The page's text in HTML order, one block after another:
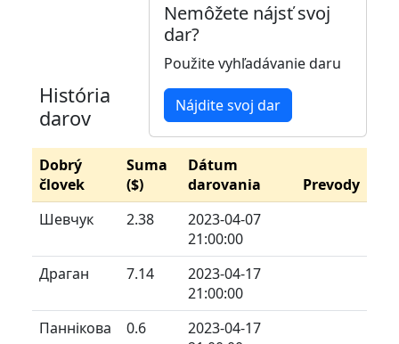
História
darov
Nemôžete nájsť svoj
dar?
Použite vyhľadávanie daru
Nájdite svoj dar
Dobrý
človek
Suma
($)
Dátum
darovania
Prevody
Шевчук
2.38
2023-04-07
21:00:00
Драган
7.14
2023-04-17
21:00:00
Паннікова
0.6
2023-04-17